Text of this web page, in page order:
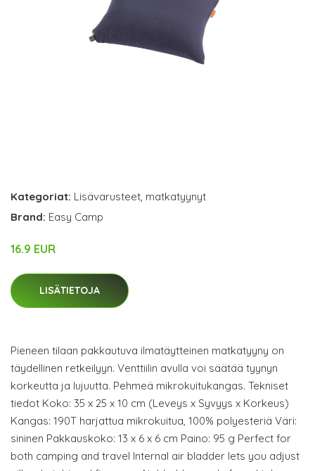
Kategoriat: Lisävarusteet, matkatyynyt
Brand: Easy Camp
16.9 EUR
LISÄTIETOJA
Pieneen tilaan pakkautuva ilmatäytteinen matkatyyny on
täydellinen retkeilyyn. Venttiilin avulla voi säätää tyynyn
korkeutta ja lujuutta. Pehmeä mikrokuitukangas. Tekniset
tiedot Koko: 35 x 25 x 10 cm (Leveys x Syvyys x Korkeus)
Kangas: 190T harjattua mikrokuitua, 100% polyesteriä Väri:
sininen Pakkauskoko: 13 x 6 x 6 cm Paino: 95 g Perfect for
both camping and travel Internal air bladder lets you adjust